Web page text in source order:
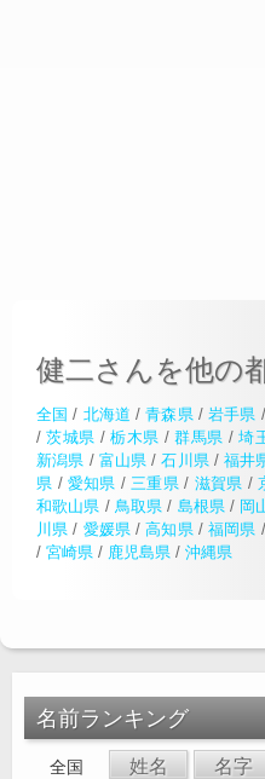
健二さんを他の
全国 / 北海道 /青森県/ 岩手県 /
/茨城県 /栃木県 /群馬県 /埼
新潟県 / 富山県 /石川県/福井
県 / 愛知県 /三重県 / 滋賀県 /
和歌山県 / 鳥取県 / 島根県/ 岡
川県 / 愛媛県/高知県/ 福岡県 /
/ 宮崎県 / 鹿児島県 / 沖縄県
名前ランキング
全国 姓名 名字